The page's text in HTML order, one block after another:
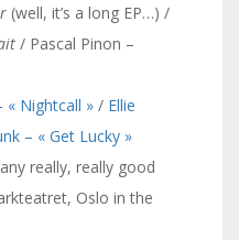
(well, it’s a long EP…) /
/ Pascal Pinon –
« Nightcall » / Ellie
– « Get Lucky »
really, really good
Oslo in the